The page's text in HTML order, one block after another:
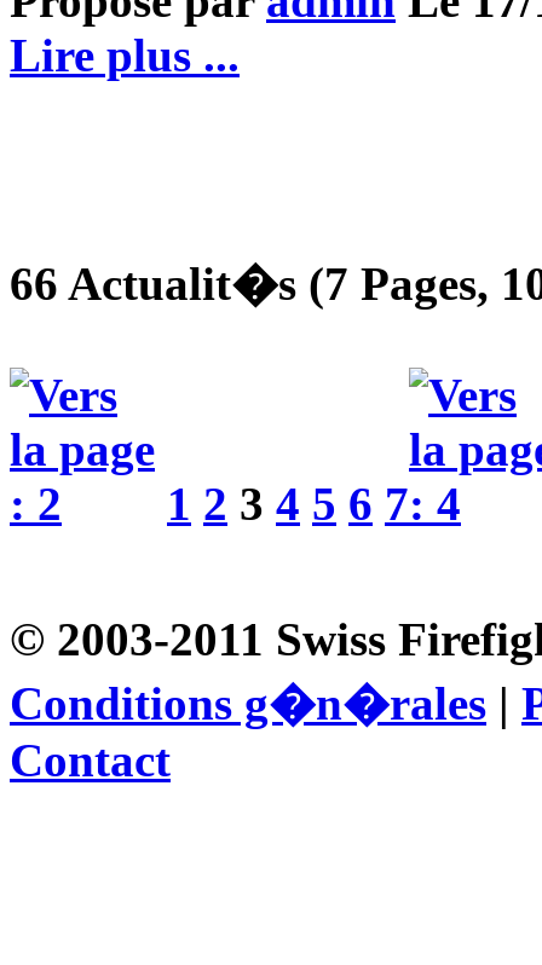
Lire plus ...
66 Actualit�s (7 Pages,
1 2 3 4 5 6 7
© 2003-2011 Swiss
Conditions g�n�rales |
Contact